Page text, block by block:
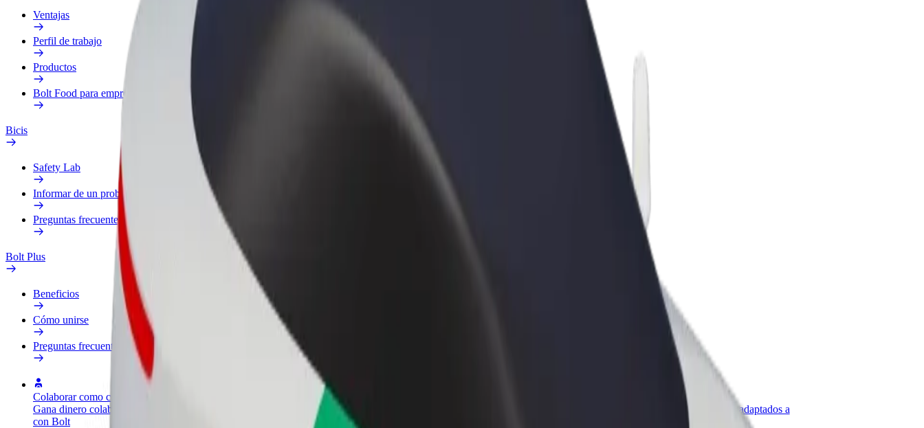
Ventajas
Perfil de trabajo
Productos
Bolt Food para empresas
Bicis
Safety Lab
Informar de un problema
Preguntas frecuentes
Bolt Plus
Beneficios
Cómo unirse
Preguntas frecuentes
Colaborar como conductor
Gana dinero colaborando
con Bolt
Añadir un restaurante o tienda
Llegá a más clientes y maximizá tus
ganancias
Bolt para empresas
Productos y servicios de Bolt adaptados a